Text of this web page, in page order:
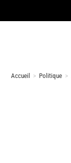
Accueil > Politique >